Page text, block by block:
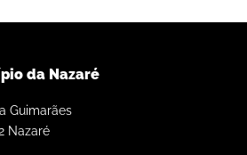
da Nazaré
Guimarães
Nazaré